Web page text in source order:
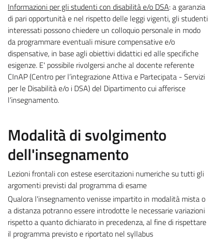
Informazioni per gli studenti con disabilità e/o DSA: a garanzia
di pari opportunità e nel rispetto delle leggi vigenti, gli studenti
interessati possono chiedere un colloquio personale in modo
da programmare eventuali misure compensative e/o
dispensative, in base agli obiettivi didattici ed alle specifiche
esigenze. E' possibile rivolgersi anche al docente referente
CInAP (Centro per l’integrazione Attiva e Partecipata - Servizi
per le Disabilità e/o i DSA) del Dipartimento cui afferisce
l’insegnamento.
Modalità di svolgimento
dell'insegnamento
Lezioni frontali con estese esercitazioni numeriche su tutti gli
argomenti previsti dal programma di esame
Qualora l'insegnamento venisse impartito in modalità mista o
a distanza potranno essere introdotte le necessarie variazioni
rispetto a quanto dichiarato in precedenza, al fine di rispettare
il programma previsto e riportato nel syllabus